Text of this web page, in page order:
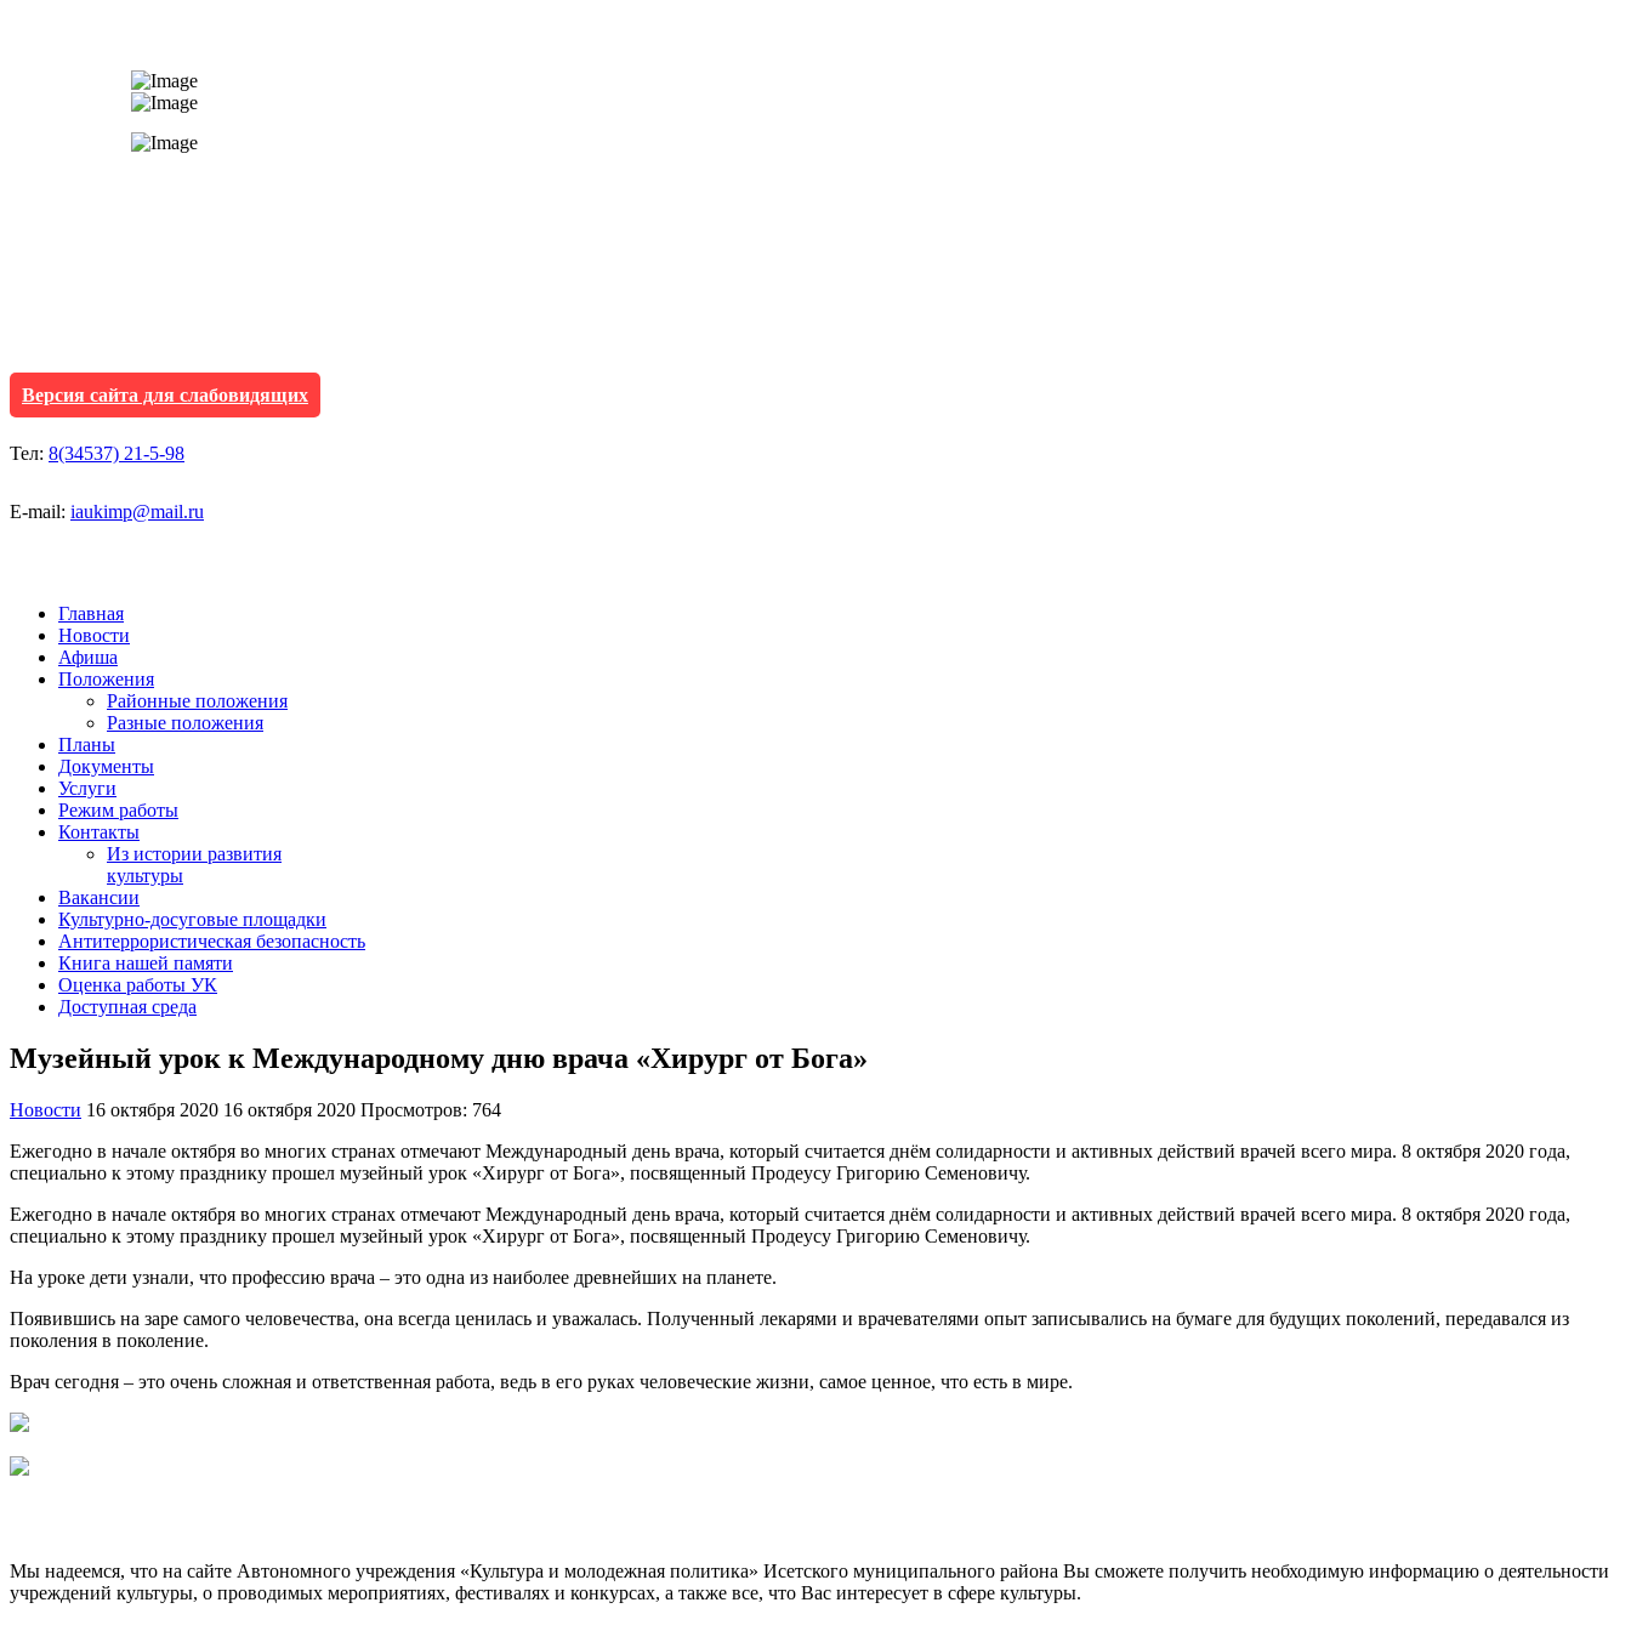
Версия сайта для слабовидящих
Тел: 8(34537) 21-5-98
E-mail: iaukimp@mail.ru
Главная
Новости
Афиша
Положения
Районные положения
Разные положения
Планы
Документы
Услуги
Режим работы
Контакты
Из истории развития
культуры
Вакансии
Культурно-досуговые площадки
Антитеррористическая безопасность
Книга нашей памяти
Оценка работы УК
Доступная среда
Музейный урок к Международному дню врача «Хирург от Бога»
Новости 16 октября 2020 16 октября 2020 Просмотров: 764
Ежегодно в начале октября во многих странах отмечают Международный день врача, который считается днём солидарности и активных действий врачей всего мира. 8 октября 2020 года,
специально к этому празднику прошел музейный урок «Хирург от Бога», посвященный Продеусу Григорию Семеновичу.
Ежегодно в начале октября во многих странах отмечают Международный день врача, который считается днём солидарности и активных действий врачей всего мира. 8 октября 2020 года,
специально к этому празднику прошел музейный урок «Хирург от Бога», посвященный Продеусу Григорию Семеновичу.
На уроке дети узнали, что профессию врача – это одна из наиболее древнейших на планете.
Появившись на заре самого человечества, она всегда ценилась и уважалась. Полученный лекарями и врачевателями опыт записывались на бумаге для будущих поколений, передавался из
поколения в поколение.
Врач сегодня – это очень сложная и ответственная работа, ведь в его руках человеческие жизни, самое ценное, что есть в мире.
Мы надеемся, что на сайте Автономного учреждения «Культура и молодежная политика» Исетского муниципального района Вы сможете получить необходимую информацию о деятельности
учреждений культуры, о проводимых мероприятиях, фестивалях и конкурсах, а также все, что Вас интересует в сфере культуры.